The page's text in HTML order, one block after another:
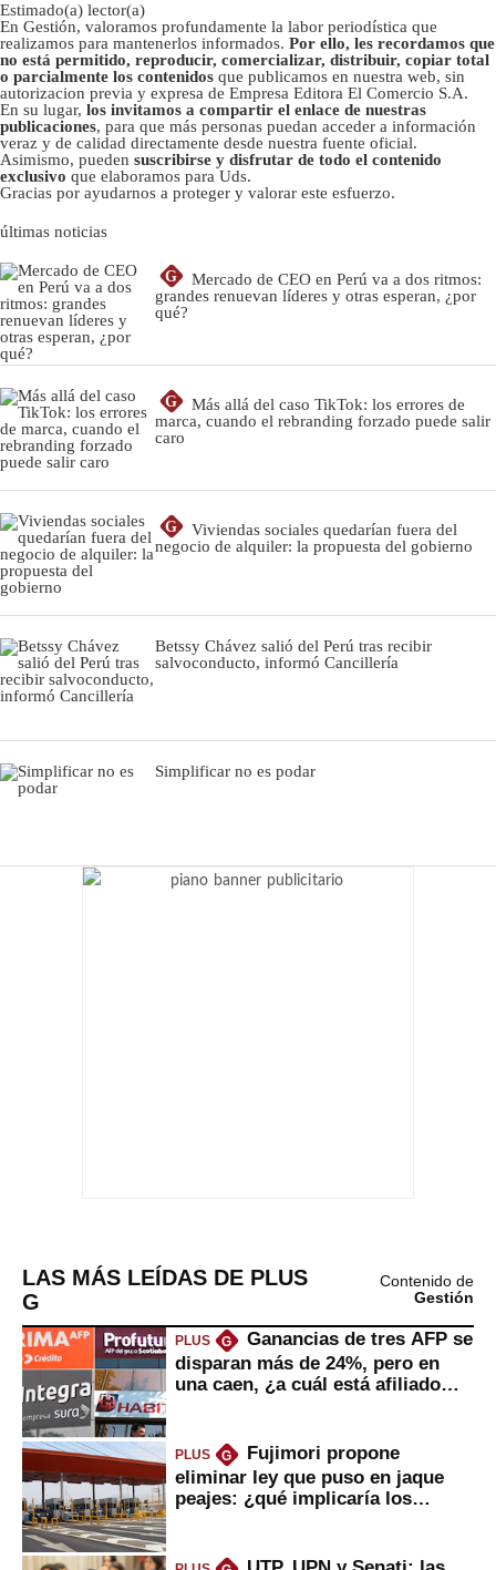
Estimado(a) lector(a)
En Gestión, valoramos profundamente la labor periodística que
realizamos para mantenerlos informados. Por ello, les recordamos que
no está permitido, reproducir, comercializar, distribuir, copiar total
o parcialmente los contenidos que publicamos en nuestra web, sin
autorizacion previa y expresa de Empresa Editora El Comercio S.A.
En su lugar, los invitamos a compartir el enlace de nuestras
publicaciones, para que más personas puedan acceder a información
veraz y de calidad directamente desde nuestra fuente oficial.
Asimismo, pueden suscribirse y disfrutar de todo el contenido
exclusivo que elaboramos para Uds.
Gracias por ayudarnos a proteger y valorar este esfuerzo.
últimas noticias
G
Mercado de CEO en Perú va a dos ritmos:
grandes renuevan líderes y otras esperan, ¿por
qué?
G
Más allá del caso TikTok: los errores de
marca, cuando el rebranding forzado puede salir
caro
G
Viviendas sociales quedarían fuera del
negocio de alquiler: la propuesta del gobierno
Betssy Chávez salió del Perú tras recibir
salvoconducto, informó Cancillería
Simplificar no es podar
LAS MÁS LEÍDAS DE PLUS
G
Contenido de
Gestión
PLUS G
Ganancias de tres AFP se
disparan más de 24%, pero en
una caen, ¿a cuál está afiliado
PLUS G
Fujimori propone
eliminar ley que puso en jaque
peajes: ¿qué implicaría los